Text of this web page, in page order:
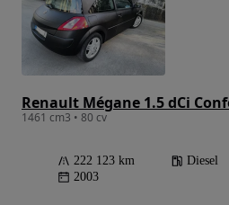
Renault Mégane 1.5 dCi
1461 cm3 • 80 cv
222 123 km Diesel
2003